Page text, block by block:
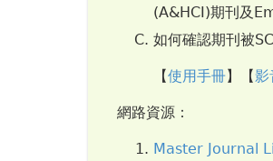
(A&HCI)期刊及
如何確認期刊被
【使用手冊】【影
網路資源：
Master Journal